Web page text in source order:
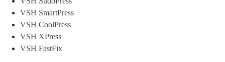
VSH SmartPress
VSH CoolPress
VSH XPress
VSH FastFix